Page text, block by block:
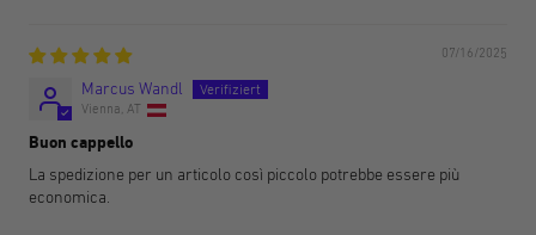
07/16/2025
Marcus Wandl
Vienna, AT
Buon cappello
La spedizione per un articolo così piccolo potrebbe essere più
economica.